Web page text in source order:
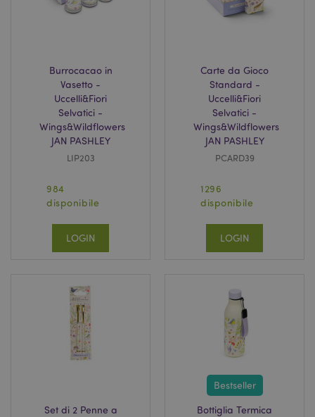
Burrocacao in
Vasetto -
Uccelli&Fiori
Selvatici -
Wings&Wildflowers
JAN PASHLEY
LIP203
984
disponibile
LOGIN
Carte da Gioco
Standard -
Uccelli&Fiori
Selvatici -
Wings&Wildflowers
JAN PASHLEY
PCARD39
1296
disponibile
LOGIN
Set di 2 Penne a
Bestseller
Bottiglia Termica